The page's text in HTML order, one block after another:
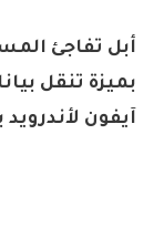
أبل تفاجئ
بميزة تنقل
آيفون